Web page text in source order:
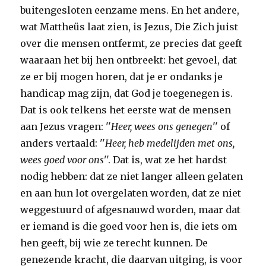
buitengesloten eenzame mens. En het andere,
wat Mattheüs laat zien, is Jezus, Die Zich juist
over die mensen ontfermt, ze precies dat geeft
waaraan het bij hen ontbreekt: het gevoel, dat
ze er bij mogen horen, dat je er ondanks je
handicap mag zijn, dat God je toegenegen is.
Dat is ook telkens het eerste wat de mensen
aan Jezus vragen: ''Heer, wees ons genegen'' of
anders vertaald: ''Heer, heb medelijden met ons,
wees goed voor ons''. Dat is, wat ze het hardst
nodig hebben: dat ze niet langer alleen gelaten
en aan hun lot overgelaten worden, dat ze niet
weggestuurd of afgesnauwd worden, maar dat
er iemand is die goed voor hen is, die iets om
hen geeft, bij wie ze terecht kunnen. De
genezende kracht, die daarvan uitging, is voor